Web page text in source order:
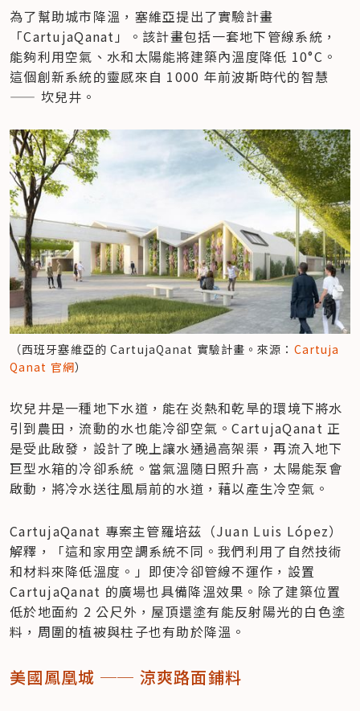
為了幫助城市降溫，塞維亞提出了實驗計畫
「CartujaQanat」。該計畫包括一套地下管線系統，
能夠利用空氣、水和太陽能將建築內溫度降低 10°C。
這個創新系統的靈感來自 1000 年前波斯時代的智慧
—— 坎兒井。
（西班牙塞維亞的 CartujaQanat 實驗計畫。來源： Cartuja
Qanat 官網）
坎兒井是一種地下水道，能在炎熱和乾旱的環境下將水
引到農田，流動的水也能冷卻空氣。CartujaQanat 正
是受此啟發，設計了晚上讓水通過高架渠，再流入地下
巨型水箱的冷卻系統。當氣溫隨日照升高，太陽能泵會
啟動，將冷水送往風扇前的水道，藉以產生冷空氣。
CartujaQanat 專案主管羅培茲（Juan Luis López）
解釋，「這和家用空調系統不同。我們利用了自然技術
和材料來降低溫度。」即使冷卻管線不運作，設置
CartujaQanat 的廣場也具備降溫效果。除了建築位置
低於地面約 2 公尺外，屋頂還塗有能反射陽光的白色塗
料，周圍的植被與柱子也有助於降溫。
美國鳳凰城 ── 涼爽路面鋪料